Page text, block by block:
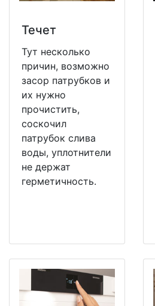
Течет
Тут несколько
причин, возможно
засор патрубков и
их нужно
прочистить,
соскочил
патрубок слива
воды, уплотнители
не держат
герметичность.